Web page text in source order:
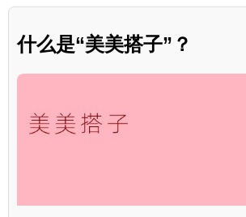
什么是“美美搭子”？